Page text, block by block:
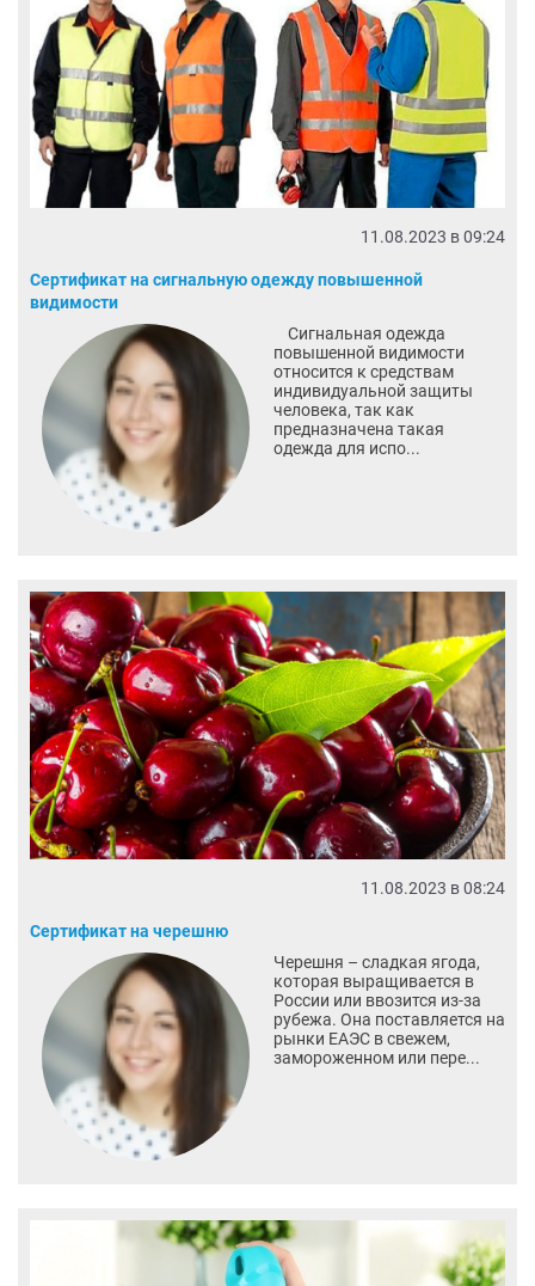
11.08.2023 в 09:24
Сертификат на сигнальную одежду повышенной
видимости
Сигнальная одежда
повышенной видимости
относится к средствам
индивидуальной защиты
человека, так как
предназначена такая
одежда для испо...
11.08.2023 в 08:24
Сертификат на черешню
Черешня – сладкая ягода,
которая выращивается в
России или ввозится из-за
рубежа. Она поставляется на
рынки ЕАЭС в свежем,
замороженном или пере...